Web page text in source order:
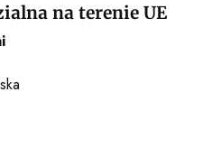
na terenie UE